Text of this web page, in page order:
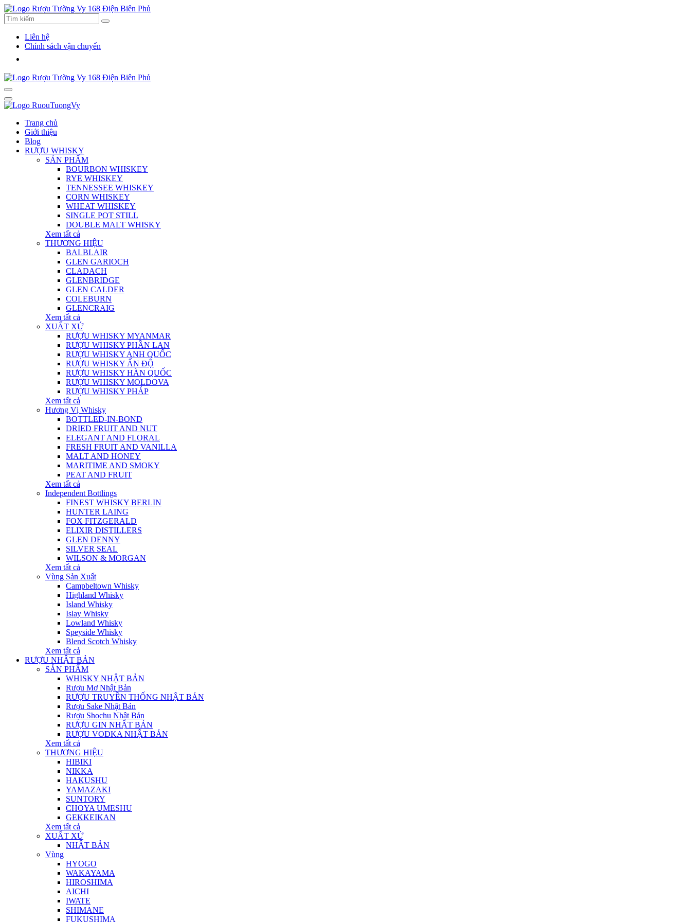
Liên hệ
Chính sách vận chuyển
Trang chủ
Giới thiệu
Blog
RƯỢU WHISKY
SẢN PHẨM
BOURBON WHISKEY
RYE WHISKEY
TENNESSEE WHISKEY
CORN WHISKEY
WHEAT WHISKEY
SINGLE POT STILL
DOUBLE MALT WHISKY
Xem tất cả
THƯƠNG HIỆU
BALBLAIR
GLEN GARIOCH
CLADACH
GLENBRIDGE
GLEN CALDER
COLEBURN
GLENCRAIG
Xem tất cả
XUẤT XỨ
RƯỢU WHISKY MYANMAR
RƯỢU WHISKY PHẦN LAN
RƯỢU WHISKY ANH QUỐC
RƯỢU WHISKY ẤN ĐỘ
RƯỢU WHISKY HÀN QUỐC
RƯỢU WHISKY MOLDOVA
RƯỢU WHISKY PHÁP
Xem tất cả
Hương Vị Whisky
BOTTLED-IN-BOND
DRIED FRUIT AND NUT
ELEGANT AND FLORAL
FRESH FRUIT AND VANILLA
MALT AND HONEY
MARITIME AND SMOKY
PEAT AND FRUIT
Xem tất cả
Independent Bottlings
FINEST WHISKY BERLIN
HUNTER LAING
FOX FITZGERALD
ELIXIR DISTILLERS
GLEN DENNY
SILVER SEAL
WILSON & MORGAN
Xem tất cả
Vùng Sản Xuất
Campbeltown Whisky
Highland Whisky
Island Whisky
Islay Whisky
Lowland Whisky
Speyside Whisky
Blend Scotch Whisky
Xem tất cả
RƯỢU NHẬT BẢN
SẢN PHẨM
WHISKY NHẬT BẢN
Rượu Mơ Nhật Bản
RƯỢU TRUYỀN THỐNG NHẬT BẢN
Rượu Sake Nhật Bản
Rượu Shochu Nhật Bản
RƯỢU GIN NHẬT BẢN
RƯỢU VODKA NHẬT BẢN
Xem tất cả
THƯƠNG HIỆU
HIBIKI
NIKKA
HAKUSHU
YAMAZAKI
SUNTORY
CHOYA UMESHU
GEKKEIKAN
Xem tất cả
XUẤT XỨ
NHẬT BẢN
Vùng
HYOGO
WAKAYAMA
HIROSHIMA
AICHI
IWATE
SHIMANE
FUKUSHIMA